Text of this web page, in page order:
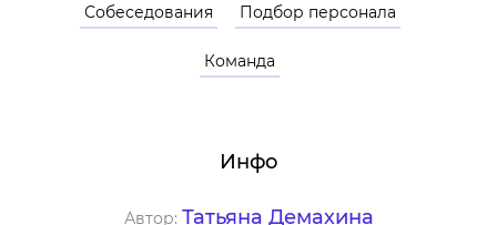
Собеседования Подбор персонала
Команда
Инфо
Автор: Татьяна Демахина